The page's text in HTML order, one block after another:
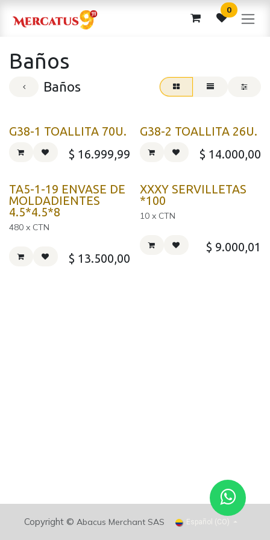
0
Baños
Baños
G38-1 TOALLITA 70U.
$ 16.999,99
G38-2 TOALLITA 26U.
$ 14.000,00
TA5-1-19 ENVASE DE
MOLDADIENTES
4.5*4.5*8
480 x CTN
$ 13.500,00
XXXY SERVILLETAS
*100
10 x CTN
$ 9.000,01
Copyright © Abacus Merchant SAS Español (CO)